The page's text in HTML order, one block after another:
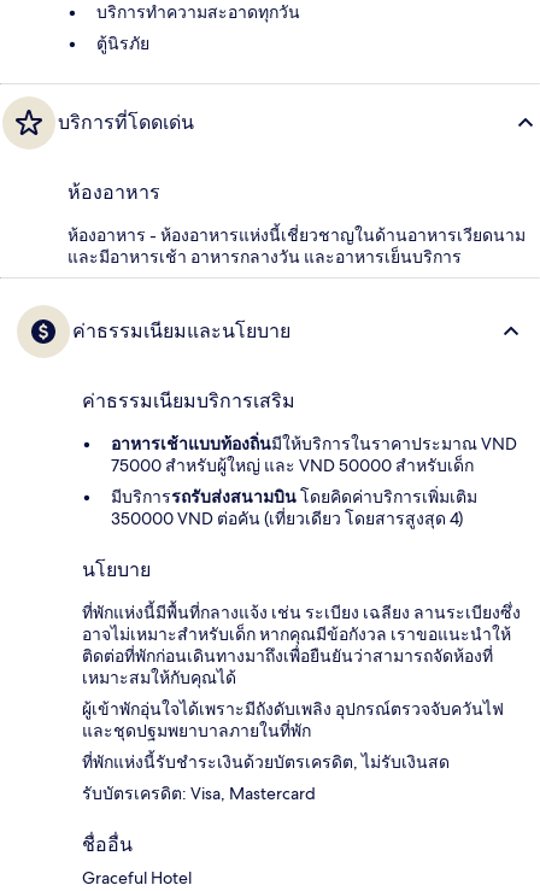
บริการทำความสะอาดทุกวัน
ตู้นิรภัย
บริการที่โดดเด่น
ห้องอาหาร
ห้องอาหาร - ห้องอาหารแห่งนี้เชี่ยวชาญในด้านอาหารเวียดนาม
และมีอาหารเช้า อาหารกลางวัน และอาหารเย็นบริการ
ค่าธรรมเนียมและนโยบาย
ค่าธรรมเนียมบริการเสริม
อาหารเช้าแบบท้องถิ่นมีให้บริการในราคาประมาณ VND
75000 สำหรับผู้ใหญ่ และ VND 50000 สำหรับเด็ก
มีบริการรถรับส่งสนามบินโดยคิดค่าบริการเพิ่มเติม
350000 VND ต่อคัน (เที่ยวเดียว โดยสารสูงสุด 4)
นโยบาย
ที่พักแห่งนี้มีพื้นที่กลางแจ้ง เช่น ระเบียง เฉลียง ลานระเบียงซึ่ง
อาจไม่เหมาะสำหรับเด็ก หากคุณมีข้อกังวล เราขอแนะนำให้
ติดต่อที่พักก่อนเดินทางมาถึงเพื่อยืนยันว่าสามารถจัดห้องที่
เหมาะสมให้กับคุณได้
ผู้เข้าพักอุ่นใจได้เพราะมีถังดับเพลิง อุปกรณ์ตรวจจับควันไฟ
และชุดปฐมพยาบาลภายในที่พัก
ที่พักแห่งนี้รับชำระเงินด้วยบัตรเครดิต, ไม่รับเงินสด
รับบัตรเครดิต: Visa, Mastercard
ชื่ออื่น
Graceful Hotel